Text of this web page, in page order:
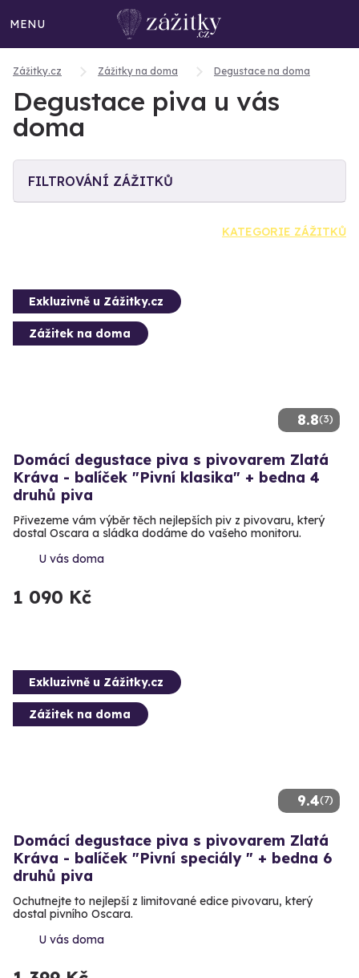
MENU
Zážitky.cz Zážitky na doma Degustace na doma
Degustace piva u vás
doma
FILTROVÁNÍ ZÁŽITKŮ
KATEGORIE ZÁŽITKŮ
8.8(3)
Exkluzivně u Zážitky.cz
Zážitek na doma
Domácí degustace piva s pivovarem Zlatá
Kráva - balíček "Pivní klasika" + bedna 4
druhů piva
Přivezeme vám výběr těch nejlepších piv z pivovaru, který
dostal Oscara a sládka dodáme do vašeho monitoru.
U vás doma
1 090 Kč
9.4(7)
Exkluzivně u Zážitky.cz
Zážitek na doma
Domácí degustace piva s pivovarem Zlatá
Kráva - balíček "Pivní speciály " + bedna 6
druhů piva
Ochutnejte to nejlepší z limitované edice pivovaru, který
dostal pivního Oscara.
U vás doma